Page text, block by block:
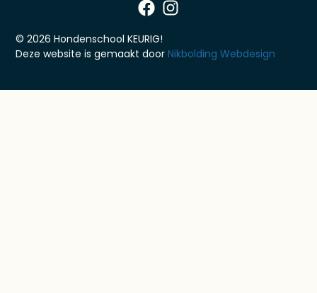
© 2026 Hondenschool KEURIG!
Deze website is gemaakt doorNikbolding Webdesign